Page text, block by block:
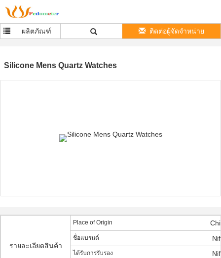
ผลิตภัณฑ์ ติดต่อผู้จัดจำหน่าย
Silicone Mens Quartz Watches
รายละเอียดสินค้า
Place of Origin
ชื่อแบรนด์
ได้รับการรับรอง